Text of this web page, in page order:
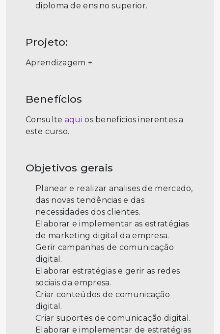
diploma de ensino superior.
Projeto:
Aprendizagem +
Benefícios
Consulte aqui os beneficios inerentes a
este curso.
Objetivos gerais
Planear e realizar analises de mercado,
das novas tendências e das
necessidades dos clientes.
Elaborar e implementar as estratégias
de marketing digital da empresa.
Gerir campanhas de comunicação
digital.
Elaborar estratégias e gerir as redes
sociais da empresa.
Criar conteúdos de comunicação
digital.
Criar suportes de comunicação digital.
Elaborar e implementar de estratégias